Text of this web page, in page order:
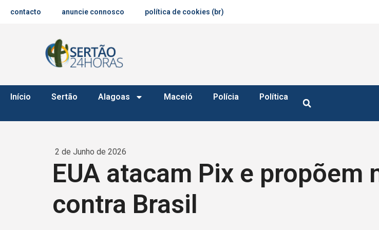
contacto anuncie connosco política de cookies (br)
Início Sertão Alagoas Maceió Polícia Política
2 de Junho de 2026
EUA atacam Pix e propõem
contra Brasil